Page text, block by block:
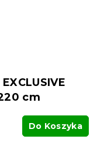
cm
Do Koszyka